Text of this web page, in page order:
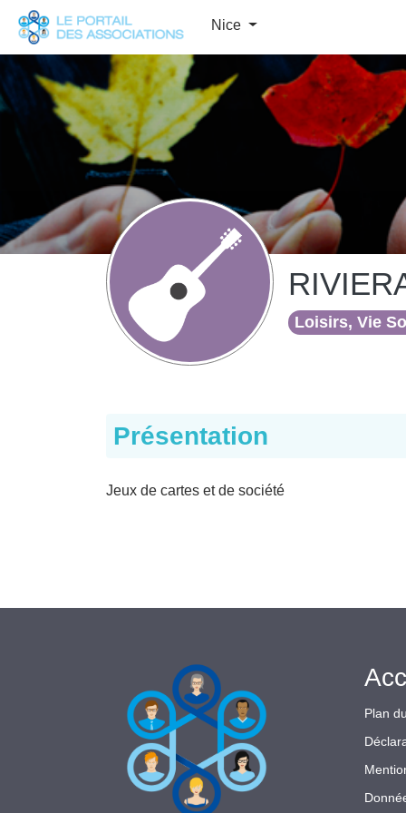
Nice
Loisirs, Vie
Présentation
Jeux de cartes et de société
Plan
Panneau de gestion des cookies